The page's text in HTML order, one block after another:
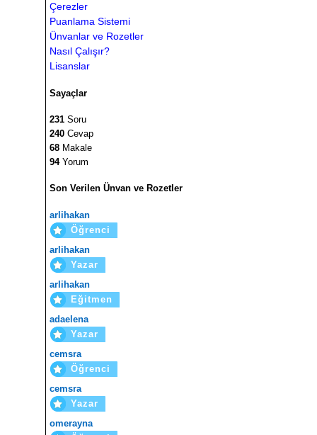
Çerezler
Puanlama Sistemi
Ünvanlar ve Rozetler
Nasıl Çalışır?
Lisanslar
Sayaçlar
231 Soru
240 Cevap
68 Makale
94Yorum
Son Verilen Ünvan ve Rozetler
arlihakan
Öğrenci
arlihakan
Yazar
arlihakan
Eğitmen
adaelena
Yazar
cemsra
Öğrenci
cemsra
Yazar
omerayna